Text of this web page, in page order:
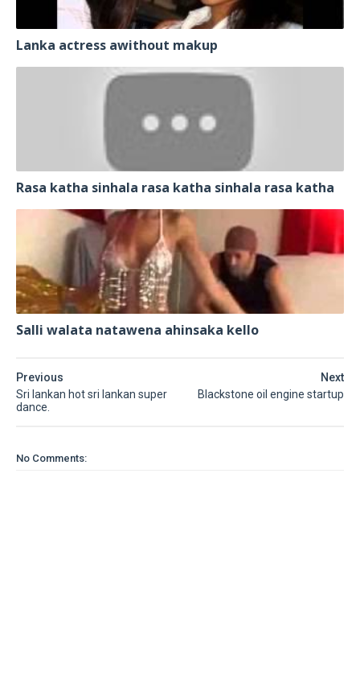
Lanka actress awithout makup
Rasa katha sinhala rasa katha sinhala rasa katha
Salli walata natawena ahinsaka kello
Next
Blackstone oil engine startup
Previous
Sri lankan hot sri lankan super
dance.
No Comments: